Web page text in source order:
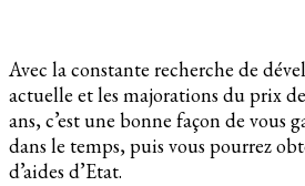
Avec la constante recherche de
actuelle et les majorations du prix
ans, c’est une bonne façon de vous
dans le temps, puis vous pourrez
d’aides d’Etat.